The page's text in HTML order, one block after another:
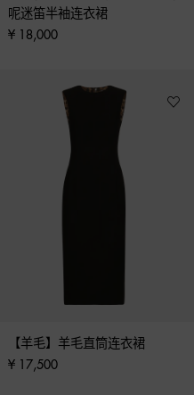
呢迷笛半袖连衣裙
¥ 18,000
【羊毛】羊毛直筒连衣裙
¥ 17,500